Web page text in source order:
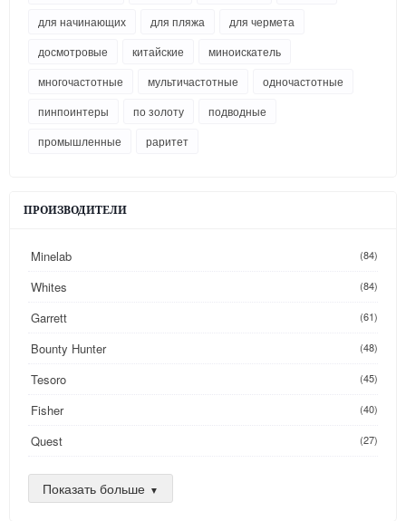
для начинающих
для пляжа
для чермета
досмотровые
китайские
миноискатель
многочастотные
мультичастотные
одночастотные
пинпоинтеры
по золоту
подводные
промышленные
раритет
ПРОИЗВОДИТЕЛИ
Minelab (84)
Whites (84)
Garrett (61)
Bounty Hunter (48)
Tesoro (45)
Fisher (40)
Quest (27)
Golden Mask
Nokta
Показать больше